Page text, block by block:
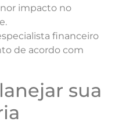
impacto no
financeiro
de acordo com
sua